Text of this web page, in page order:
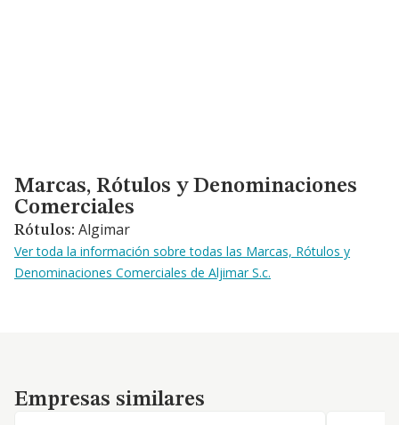
Marcas, Rótulos y Denominaciones Comerciales
Marcas, Rótulos y Denominaciones
Comerciales
Rótulos: Algimar
Ver toda la información sobre todas las Marcas, Rótulos y
Denominaciones Comerciales de Aljimar S.c.
Empresas similares
Empresas similares